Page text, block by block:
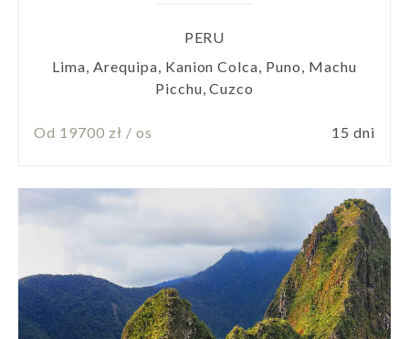
PERU
Lima, Arequipa, Kanion Colca, Puno, Machu
Picchu, Cuzco
Od 19700 zł / os 15 dni